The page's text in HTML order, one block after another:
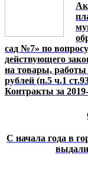
сад №7» по
действующего
на товары,
рублей (п.5 ч.1
Контракты за 2019-
С начала года в